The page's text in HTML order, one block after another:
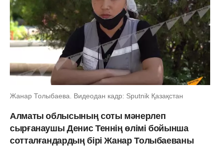
Жанар Толыбаева. Видеодан кадр: Sputnik Қазақстан
Алматы облысының соты мәнерлеп
сырғанаушы Денис Теннің өлімі бойынша
сотталғандардың бірі Жанар Толыбаеваны